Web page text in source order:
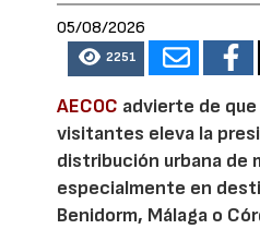
05/08/2026
2251
AECOC advierte de
visitantes eleva la
distribución urbana de
especialmente en
Benidorm, Málaga o